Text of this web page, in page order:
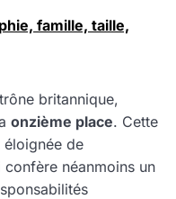
famille, taille,
britannique,
onzième place. Cette
de
confère néanmoins un